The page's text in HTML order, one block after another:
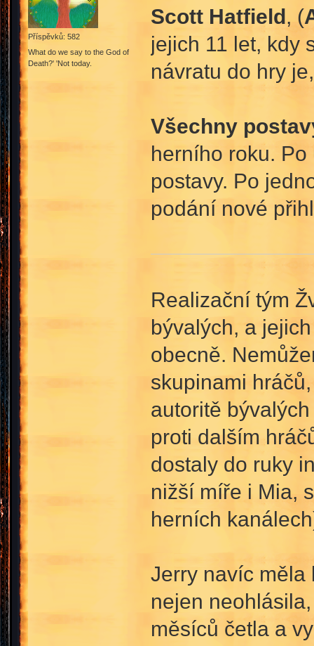
Příspěvků: 582
What do we say to the God of
Death?' 'Not today.
Scott Hatfield, (
jejich 11 let, kdy
návratu do hry
Všechny
herního roku.
postavy. Po
podání nové
Realizační tým
bývalých, a
obecně.
skupinami
autoritě
proti dalším
dostaly do ruky
nižší míře i Mia,
herních
Jerry navíc měla
nejen
měsíců četla a